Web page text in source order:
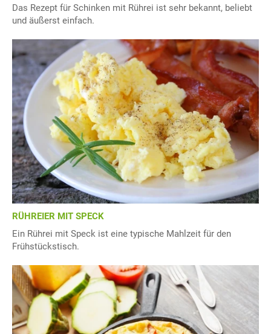
Das Rezept für Schinken mit Rührei ist sehr bekannt, beliebt
und äußerst einfach.
RÜHREIER MIT SPECK
Ein Rührei mit Speck ist eine typische Mahlzeit für den
Frühstückstisch.